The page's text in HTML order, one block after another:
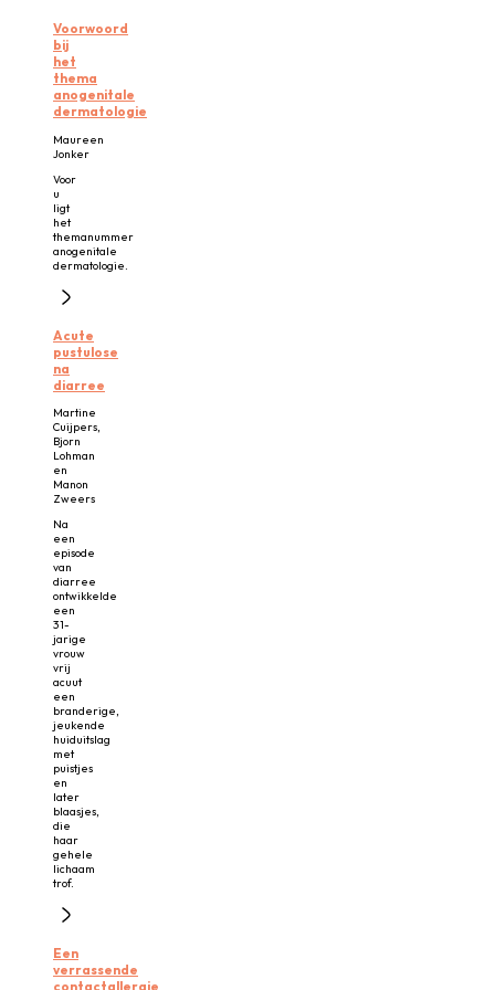
Voorwoord
bij
het
thema
anogenitale
dermatologie
Maureen
Jonker
Voor
u
ligt
het
themanummer
anogenitale
dermatologie.
Acute
pustulose
na
diarree
Martine
Cuijpers,
Bjorn
Lohman
en
Manon
Zweers
Na
een
episode
van
diarree
ontwikkelde
een
31-
jarige
vrouw
vrij
acuut
een
branderige,
jeukende
huiduitslag
met
puistjes
en
later
blaasjes,
die
haar
gehele
lichaam
trof.
Een
verrassende
contactallergie